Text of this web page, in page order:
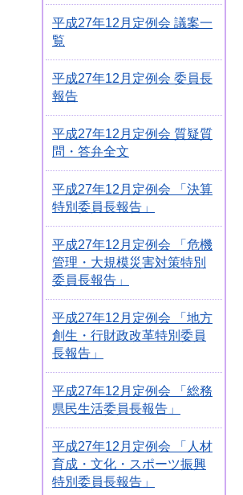
平成27年12月定例会 議案一
覧
平成27年12月定例会 委員長
報告
平成27年12月定例会 質疑質
問・答弁全文
平成27年12月定例会 「決算
特別委員長報告」
平成27年12月定例会 「危機
管理・大規模災害対策特別
委員長報告」
平成27年12月定例会 「地方
創生・行財政改革特別委員
長報告」
平成27年12月定例会 「総務
県民生活委員長報告」
平成27年12月定例会 「人材
育成・文化・スポーツ振興
特別委員長報告」